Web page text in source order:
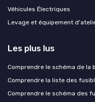
Véhicules Électriques
Levage et équipement
Les plus lus
Comprendre le schéma de la
Comprendre la liste des
Comprendre le schéma des